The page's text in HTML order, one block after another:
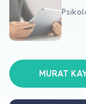
Hakkımızda
Doktorlar için
MURAT